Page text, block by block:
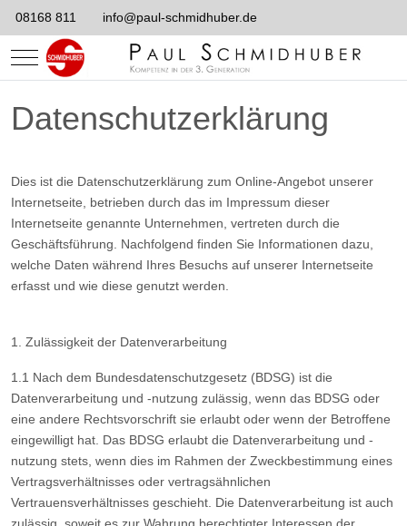
08168 811 info@paul-schmidhuber.de
Mobile Menu Toggle
Datenschutzerklärung
Dies ist die Datenschutzerklärung zum Online-Angebot unserer
Internetseite, betrieben durch das im Impressum dieser
Internetseite genannte Unternehmen, vertreten durch die
Geschäftsführung. Nachfolgend finden Sie Informationen dazu,
welche Daten während Ihres Besuchs auf unserer Internetseite
erfasst und wie diese genutzt werden.
1. Zulässigkeit der Datenverarbeitung
1.1 Nach dem Bundesdatenschutzgesetz (BDSG) ist die
Datenverarbeitung und -nutzung zulässig, wenn das BDSG oder
eine andere Rechtsvorschrift sie erlaubt oder wenn der Betroffene
eingewilligt hat. Das BDSG erlaubt die Datenverarbeitung und -
nutzung stets, wenn dies im Rahmen der Zweckbestimmung eines
Vertragsverhältnisses oder vertragsähnlichen
Vertrauensverhältnisses geschieht. Die Datenverarbeitung ist auch